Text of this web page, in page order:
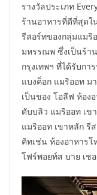
รางวัลประเภท
ร้านอาหารที่ดีที่สุดใ
รีสอร์ทของกลุ่มแมริ
มหรรณพ ซึ่งเป็นร้า
กรุงเทพฯ ที่ได้รับกา
แบงค็อก แมริออท
เป็นของ โอลีฟ ห้อง
ดับบลิว แมริออท เข
แมริออท เขาหลัก รี
คิทเช่น ห้องอาหาร
โฟร์พอยท์ส บาย เช